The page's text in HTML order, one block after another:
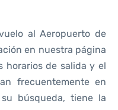
al Aeropuerto de
en nuestra página
horarios de salida y el
frecuentemente en
búsqueda, tiene la